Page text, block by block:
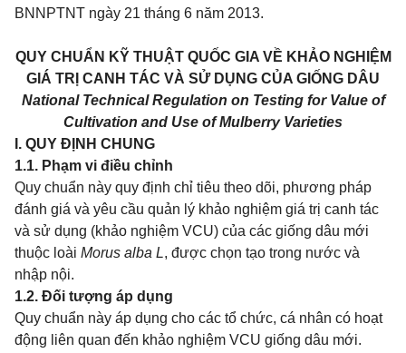
BNNPTNT ngày 21 tháng 6 năm 2013.
QUY CHUẨN KỸ THUẬT QUỐC GIA VỀ KHẢO NGHIỆM
GIÁ TRỊ CANH TÁC VÀ SỬ DỤNG CỦA GIỐNG DÂU
National Technical Regulation on Testing for Value of
Cultivation and Use of Mulberry Varieties
I. QUY ĐỊNH CHUNG
1.1. Phạm vi điều chỉnh
Quy chuẩn này quy định chỉ tiêu theo dõi, phương pháp
đánh giá và yêu cầu quản lý khảo nghiệm giá trị canh tác
và sử dụng (khảo nghiệm VCU) của các giống dâu mới
thuộc loài Morus alba L, được chọn tạo trong nước và
nhập nội.
1.2. Đối tượng áp dụng
Quy chuẩn này áp dụng cho các tổ chức, cá nhân có hoạt
động liên quan đến khảo nghiệm VCU giống dâu mới.